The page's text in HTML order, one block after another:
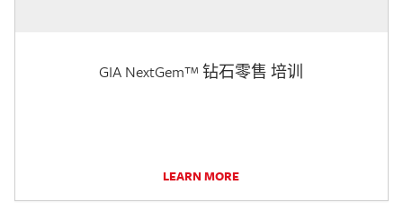
GIA NextGem™ 钻石零售 培训
LEARN MORE